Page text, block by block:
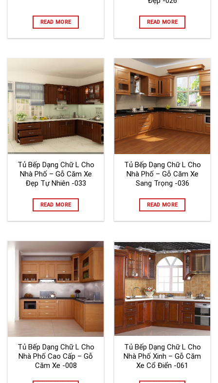
READ MORE READ MORE
Tủ Bếp Dạng Chữ L Cho
Nhà Phố – Gỗ Căm Xe
Đẹp Tự Nhiên -033
READ MORE
Tủ Bếp Dạng Chữ L Cho
Nhà Phố – Gỗ Căm Xe
Sang Trọng -036
READ MORE
Tủ Bếp Dạng Chữ L Cho
Nhà Phố Cao Cấp – Gỗ
Căm Xe -008
Tủ Bếp Dạng Chữ L Cho
Nhà Phố Xinh – Gỗ Căm
Xe Cổ Điển -061